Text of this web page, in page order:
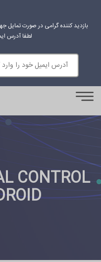
CONTROL
بازدید کننده گرامی در صورت تمایل
لطفا آدرس